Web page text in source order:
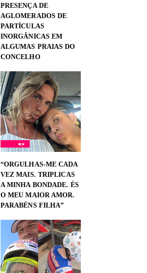
PRESENÇA DE
AGLOMERADOS DE
PARTÍCULAS
INORGÂNICAS EM
ALGUMAS PRAIAS DO
CONCELHO
“ORGULHAS-ME CADA
VEZ MAIS. TRIPLICAS
A MINHA BONDADE. ÉS
O MEU MAIOR AMOR.
PARABÉNS FILHA”